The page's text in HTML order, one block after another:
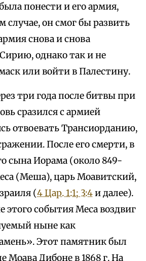
понести и его армия,
случае, он смог бы развить
снова и снова
однако так и не
или войти в Палестину.
три года после битвы при
сразился с армией
отвоевать Трансиорданию,
После его смерти, в
сына Иорама (около 849-
(Меша), царь Моавитский,
(4 Цар. 1:1; 3:4и далее).
этого события Меса воздвиг
ныне как
Этот памятник был
Моава Дибоне в 1868 г. На